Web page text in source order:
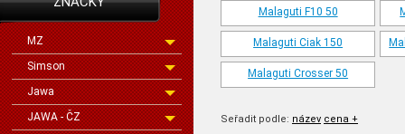
MZ
Simson
Jawa
JAWA - ČZ
Malaguti F10 50
Malaguti Ciak 150
Malaguti Crosser 50
Seřadit podle: název cena +